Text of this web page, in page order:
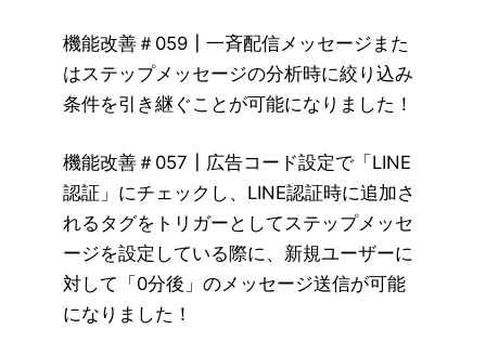
機能改善＃059┃一斉配信メッセージまた
はステップメッセージの分析時に絞り込み
条件を引き継ぐことが可能になりました！
機能改善＃057┃広告コード設定で「LINE
認証」にチェックし、LINE認証時に追加さ
れるタグをトリガーとしてステップメッセ
ージを設定している際に、新規ユーザーに
対して「0分後」のメッセージ送信が可能
になりました！